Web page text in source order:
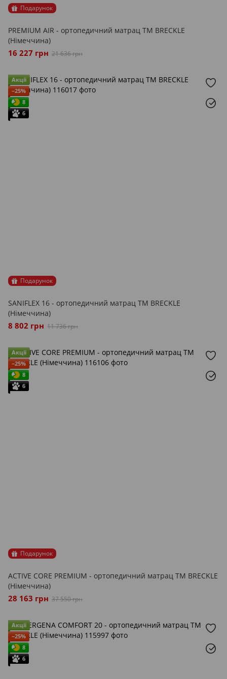
Подарунок
PREMIUM AIR - ортопедичний матрац ТМ BRECKLE
(Німеччина)
16 227 грн 21 636 грн
Подарунок
Акції
−25%
8
6
SANIFLEX 16 - ортопедичний матрац ТМ BRECKLE
(Німеччина)
8 802 грн 11 736 грн
Подарунок
Акції
−25%
8
6
ACTIVE CORE PREMIUM - ортопедичний матрац ТМ BRECKLE
(Німеччина)
28 163 грн 37 550 грн
Акції
−25%
8
6